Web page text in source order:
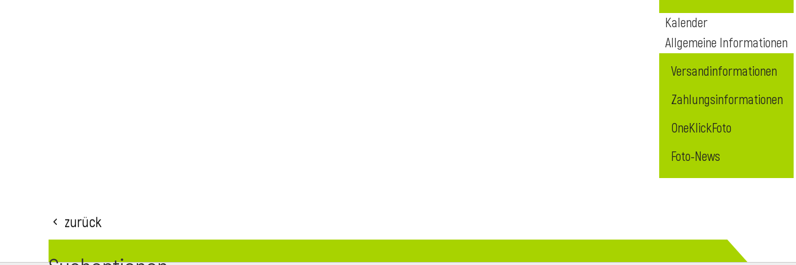
Kalender
Allgemeine Informationen
Versandinformationen
Zahlungsinformationen
OneKlickFoto
Foto-News
Zurück